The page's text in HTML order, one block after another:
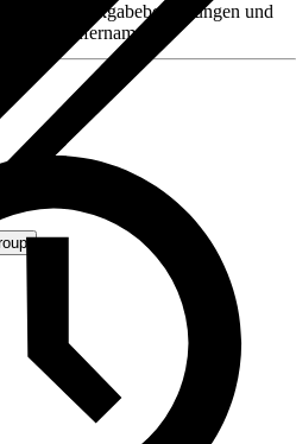
z. B. Rückgabebedingungen und
Verkäufernamen.